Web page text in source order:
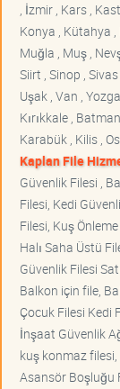
, İzmir , Kars ,
Konya , Kütahya
Muğla , Muş ,
Siirt , Sinop ,
Uşak , Van ,
Kırıkkale ,
Karabük , Kilis ,
Kaplan File
Güvenlik Filesi ,
Filesi, Kedi
Filesi, Kuş
Halı Saha Üstü
Güvenlik Filesi
Balkon için file,
Çocuk Filesi Kedi
İnşaat Güvenlik
kuş konmaz
Asansör Boşluğu